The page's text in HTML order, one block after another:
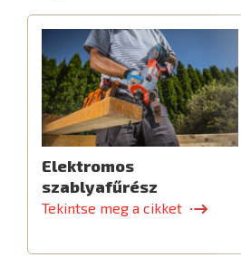
Elektromos
szablyafűrész
Tekintse meg a cikket